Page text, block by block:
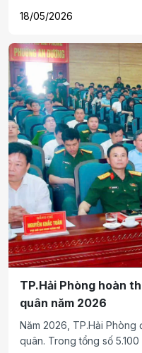
của đông đảo người dân
và hình thức giải trí hiện
18/05/2026
TP.Hải Phòng hoàn
quân năm 2026
Năm 2026, TP.Hải
quân. Trong tổng số